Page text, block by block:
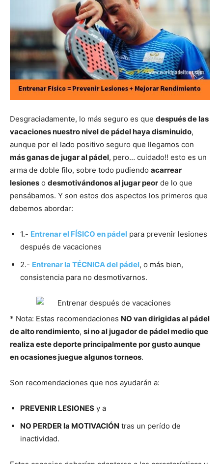
Desgraciadamente, lo más seguro es que después de las
vacaciones nuestro nivel de pádel haya disminuido,
aunque por el lado positivo seguro que llegamos con
más ganas de jugar al pádel, pero… cuidado!! esto es un
arma de doble filo, sobre todo pudiendo acarrear
lesiones o desmotivándonos al jugar peor de lo que
pensábamos. Y son estos dos aspectos los primeros que
debemos abordar:
1.- Entrenar el FÍSICO en pádel para prevenir lesiones
después de vacaciones
2.- Entrenar la TÉCNICA del pádel, o más bien,
consistencia para no desmotivarnos.
* Nota: Estas recomendaciones NO van dirigidas al pádel
de alto rendimiento, si no al jugador de pádel medio que
realiza este deporte principalmente por gusto aunque
en ocasiones juegue algunos torneos.
Son recomendaciones que nos ayudarán a:
PREVENIR LESIONES y a
NO PERDER la MOTIVACIÓN tras un perído de
inactividad.